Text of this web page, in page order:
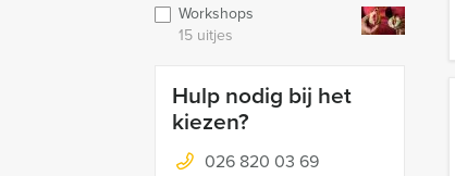
Workshops
15 uitjes
Hulp nodig bij het
kiezen?
026 820 03 69